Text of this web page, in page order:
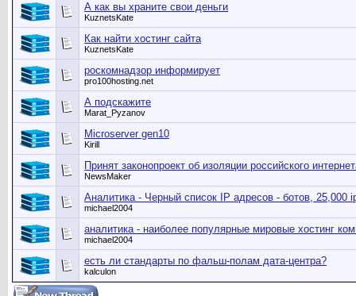
А как вы храните свои деньги
KuznetsKate
Как найти хостинг сайта
KuznetsKate
роскомнадзор информирует
pro100hosting.net
А подскажите
Marat_Pyzanov
Microserver gen10
Kirill
Принят законопроект об изоляции российского
NewsMaker
Аналитика - Черный список IP адресов - ботов, 25,000
michael2004
аналитика - наиболее популярные мировые хостинг
michael2004
есть ли стандарты по фальш-полам дата-центра?
kalculon